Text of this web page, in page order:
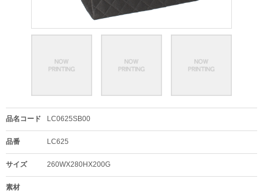
品名コード LC0625SB00
品番 LC625
サイズ 260WX280HX200G
素材